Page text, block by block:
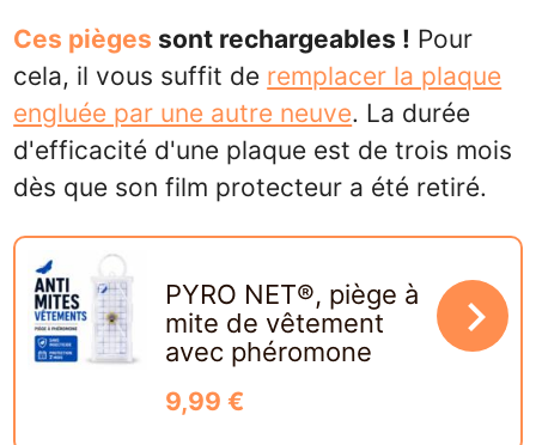
Ces pièges sont rechargeables ! Pour
cela, il vous suffit de remplacer la plaque
engluée par une autre neuve. La durée
d'efficacité d'une plaque est de trois mois
dès que son film protecteur a été retiré.
PYRO NET®, piège à
mite de vêtement
avec phéromone
9,99 €
navigate_next